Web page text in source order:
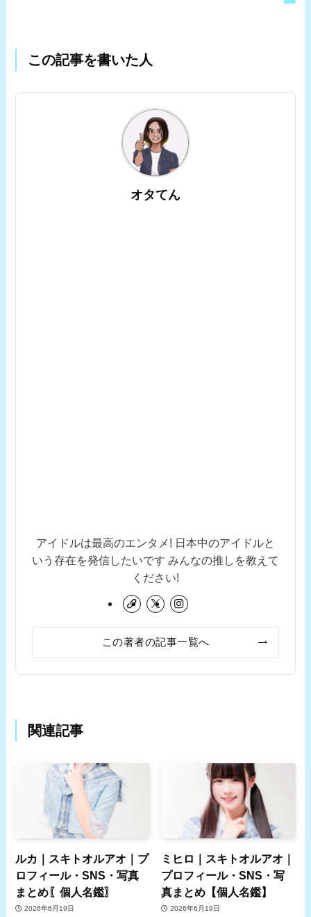
この記事を書いた人
オタてん
アイドルは最高のエンタメ! 日本中のアイドルと
いう存在を発信したいです みんなの推しを教えて
ください!
この著者の記事一覧へ
関連記事
ルカ｜スキトオルアオ｜プ
ロフィール・SNS・写真
まとめ〖個人名鑑〗
2026年6月19日
ミヒロ｜スキトオルアオ｜
プロフィール・SNS・写
真まとめ【個人名鑑】
2026年6月19日